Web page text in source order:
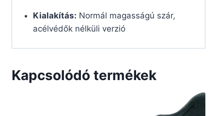
Kialakítás: Normál magasságú szár,
acélvédők nélküli verzió
Kapcsolódó termékek